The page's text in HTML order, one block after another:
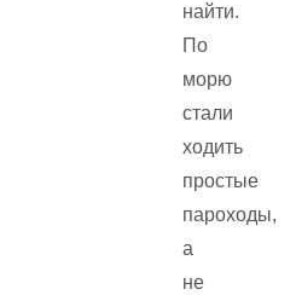
найти.
По
морю
стали
ходить
простые
пароходы,
а
не